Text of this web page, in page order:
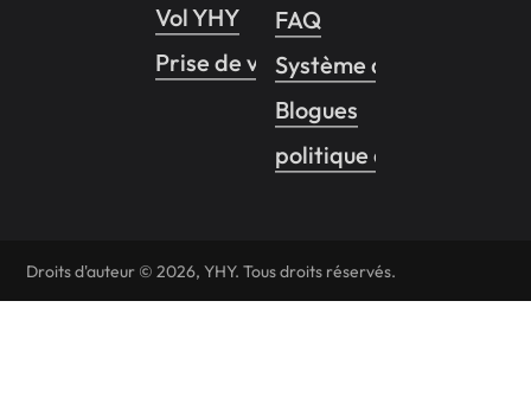
Vol YHY
Prise de vue YHY
FAQ
Système de contrôle
Blogues
politique de
Droits d'auteur © 2026, YHY. Tous droits réservés.